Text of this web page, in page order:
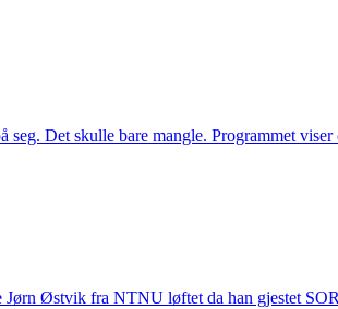
Det skulle bare mangle. Programmet viser
Jørn Østvik fra NTNU løftet da han gjestet